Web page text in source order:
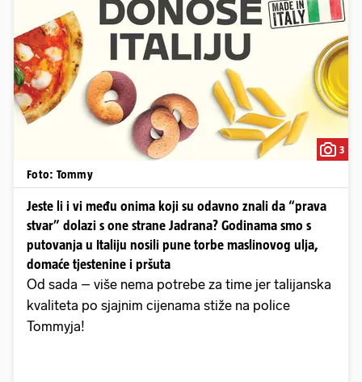
3
Foto: Tommy
Jeste li i vi među onima koji su odavno znali da “prava
stvar” dolazi s one strane Jadrana? Godinama smo s
putovanja u Italiju nosili pune torbe maslinovog ulja,
domaće tjestenine i pršuta
Od sada – više nema potrebe za time jer talijanska
kvaliteta po sjajnim cijenama stiže na police
Tommyja!